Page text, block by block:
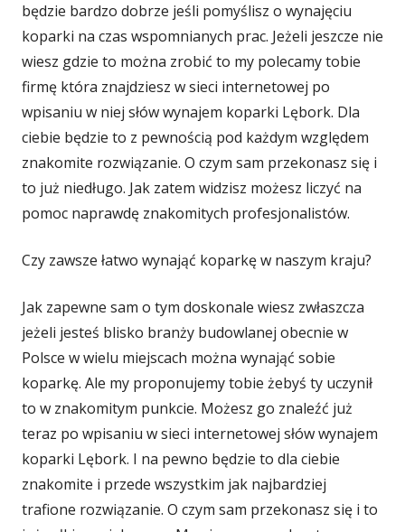
będzie bardzo dobrze jeśli pomyślisz o wynajęciu
koparki na czas wspomnianych prac. Jeżeli jeszcze nie
wiesz gdzie to można zrobić to my polecamy tobie
firmę która znajdziesz w sieci internetowej po
wpisaniu w niej słów wynajem koparki Lębork. Dla
ciebie będzie to z pewnością pod każdym względem
znakomite rozwiązanie. O czym sam przekonasz się i
to już niedługo. Jak zatem widzisz możesz liczyć na
pomoc naprawdę znakomitych profesjonalistów.
Czy zawsze łatwo wynająć koparkę w naszym kraju?
Jak zapewne sam o tym doskonale wiesz zwłaszcza
jeżeli jesteś blisko branży budowlanej obecnie w
Polsce w wielu miejscach można wynająć sobie
koparkę. Ale my proponujemy tobie żebyś ty uczynił
to w znakomitym punkcie. Możesz go znaleźć już
teraz po wpisaniu w sieci internetowej słów wynajem
koparki Lębork. I na pewno będzie to dla ciebie
znakomite i przede wszystkim jak najbardziej
trafione rozwiązanie. O czym sam przekonasz się i to